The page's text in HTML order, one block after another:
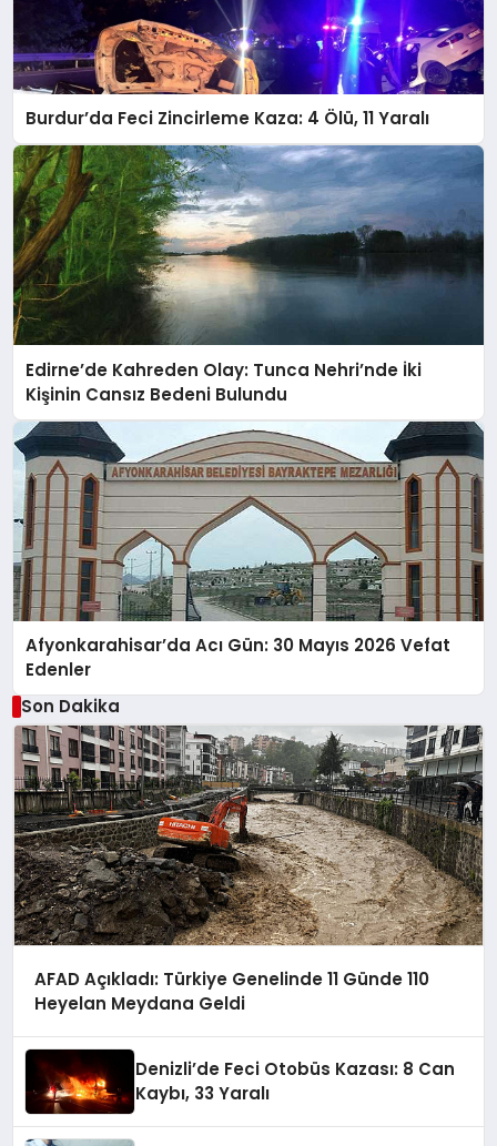
Burdur’da Feci Zincirleme Kaza: 4 Ölü, 11 Yaralı
Edirne’de Kahreden Olay: Tunca Nehri’nde İki
Kişinin Cansız Bedeni Bulundu
Afyonkarahisar’da Acı Gün: 30 Mayıs 2026 Vefat
Edenler
Son Dakika
AFAD Açıkladı: Türkiye Genelinde 11 Günde 110
Heyelan Meydana Geldi
Denizli’de Feci Otobüs Kazası: 8 Can
Kaybı, 33 Yaralı